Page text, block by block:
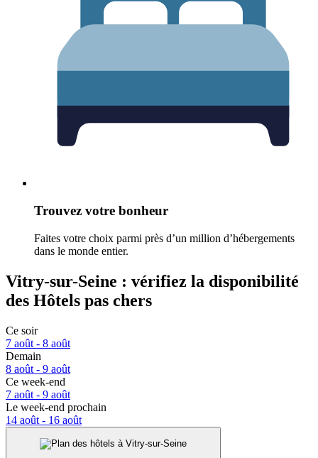
Trouvez votre bonheur
Faites votre choix parmi près d’un million d’hébergements
dans le monde entier.
Vitry-sur-Seine : vérifiez la disponibilité
des Hôtels pas chers
Ce soir
7 août - 8 août
Demain
8 août - 9 août
Ce week-end
7 août - 9 août
Le week-end prochain
14 août - 16 août